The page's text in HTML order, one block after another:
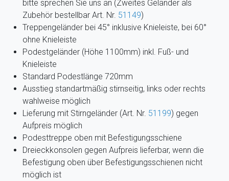
bitte sprechen Sie uns an (Zweites Geländer als
Zubehör bestellbar Art. Nr. 51149)
Treppengeländer bei 45° inklusive Knieleiste, bei 60°
ohne Knieleiste
Podestgeländer (Höhe 1100mm) inkl. Fuß- und
Knieleiste
Standard Podestlänge 720mm
Ausstieg standartmäßig stirnseitig, links oder rechts
wahlweise möglich
Lieferung mit Stirngeländer (Art. Nr. 51199) gegen
Aufpreis möglich
Podesttreppe oben mit Befestigungsschiene
Dreieckkonsolen gegen Aufpreis lieferbar, wenn die
Befestigung oben über Befestigungsschienen nicht
möglich ist